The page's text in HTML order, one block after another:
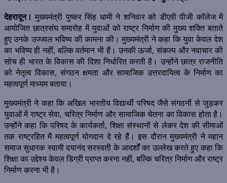
देहरादून। मुख्यमंत्री पुष्कर सिंह धामी ने शनिवार को डीएवी पीजी कॉलेज में
आयोजित छात्रसंघ समारोह में युवाओं को राष्ट्र निर्माण की मुख्य शक्ति बताते
हुए उनके उज्ज्वल भविष्य की कामना की। मुख्यमंत्री ने कहा कि युवा केवल देश
का भविष्य ही नहीं, बल्कि वर्तमान भी हैं। उनकी ऊर्जा, संकल्प और नवाचार की
सोच ही भारत के विकास की दिशा निर्धारित करती है। उन्होंने छात्र राजनीति
को नेतृत्व विकास, संगठन क्षमता और सामाजिक उत्तरदायित्व के निर्माण का
महत्वपूर्ण माध्यम बताया।
मुख्यमंत्री ने कहा कि अखिल भारतीय विद्यार्थी परिषद जैसे संगठनों से जुड़कर
युवाओं में राष्ट्र सेवा, चरित्र निर्माण और सामाजिक चेतना का विकास होता है।
उन्होंने कहा कि परिषद के कार्यकर्ता, शिक्षा संस्थानों से लेकर देश की सीमाओं
तक राष्ट्रहित में महत्वपूर्ण योगदान दे रहे हैं। इस दौरान मुख्यमंत्री ने महान
समाज सुधारक स्वामी दयानंद सरस्वती के आदर्शों का उल्लेख करते हुए कहा कि
शिक्षा का उद्देश्य केवल डिग्री प्राप्त करना नहीं, बल्कि चरित्र निर्माण और राष्ट्र
निर्माण करना भी है।